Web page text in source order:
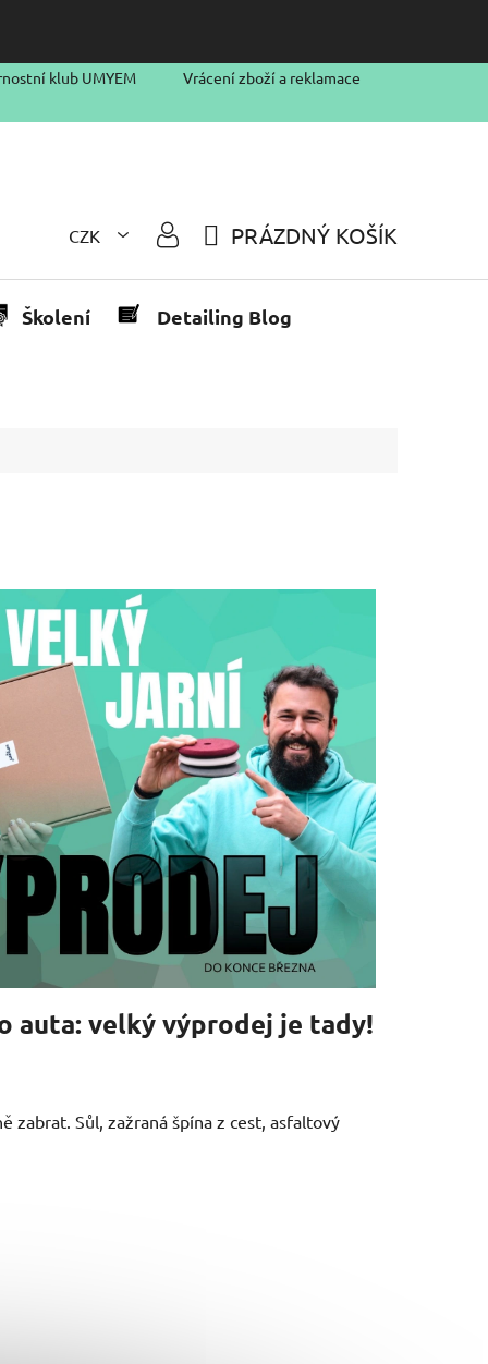
klub UMYEM Vrácení zboží a reklamace
CZK
KOŠÍK
PRÁZDNÝ KOŠÍK
Školení Detailing Blog
auta: velký výprodej je tady!
zabrat. Sůl, zažraná špína z cest, asfaltový